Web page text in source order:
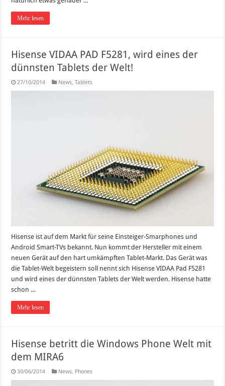
Mehr lesen
Hisense VIDAA PAD F5281, wird eines der
dünnsten Tablets der Welt!
27/10/2014 News,Tablets
Hisense ist auf dem Markt für seine Einsteiger-Smarphones und
Android Smart-TVs bekannt. Nun kommt der Hersteller mit einem
neuen Gerät auf den hart umkämpften Tablet-Markt. Das Gerät was
die Tablet-Welt begeistern soll nennt sich Hisense VIDAA Pad F5281
und wird eines der dünnsten Tablets der Welt werden. Hisense hatte
schon ...
Mehr lesen
Hisense betritt die Windows Phone Welt mit
dem MIRA6
30/06/2014 News, Phones